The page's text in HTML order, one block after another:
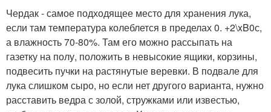
Чердак - самое подходящее место для хранения лука,
если там температура колеблется в пределах 0. +2\xB0с,
а влажность 70-80%. Там его можно рассыпать на
газетку на полу, положить в невысокие ящики, корзины,
подвесить пучки на растянутые веревки. В подвале для
лука слишком сыро, но если нет другого варианта, нужно
расставить ведра с золой, стружками или известью,